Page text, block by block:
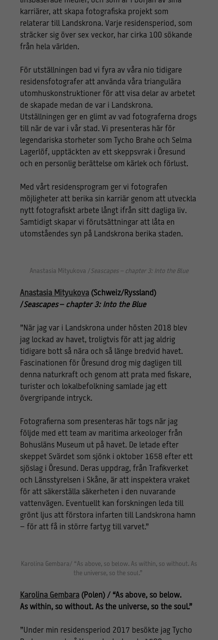
karriärer, att skapa fotografiska projekt som
relaterar till Landskrona. Varje residensperiod, som
sträcker sig över sex veckor, har cirka 100 sökande
från hela världen.
För utställningen bad vi fyra av våra nio tidigare
residensfotografer att använda våra triangulära
utomhuskonstruktioner för att visa delar av arbetet
de skapade medan de var i Landskrona.
Utställningen ger en glimt av vad fotograferna drogs
till när de var i vår stad. Vi presenteras här för
legendariska storheter som Tycho Brahe och Selma
Lagerlöf, upptäckten av ett skeppsvrak i Öresund
och en personlig berättelse om kärlek och förlust.
Med vårt residensprogram ger vi fotografen
möjligheter att berika sin karriär genom att utveckla
nytt fotografiskt arbete långt ifrån sitt dagliga liv.
Samtidigt skapar vi förutsättningar att låta en
utomståendes syn på Landskrona berika staden.
Anastasia Mityukova /Seascapes – chapter 3: Into the Blue
Anastasia Mityukova(Schweiz/Ryssland)
/Seascapes – chapter 3: Into the Blue
”När jag var i Landskrona under hösten 2018 blev
jag lockad av havet, troligtvis för att jag aldrig
tidigare bott så nära och så länge bredvid havet.
Fascinationen för Öresund drog mig dagligen till
denna naturkraft och genom att prata med fiskare,
turister och lokalbefolkning samlade jag ett
övergripande intryck.
Fotografierna som presenteras här togs när jag
följde med ett team av maritima arkeologer från
Bohusläns Museum ut på havet. De letade efter
skeppet Svärdet som sjönk i oktober 1658 efter ett
sjöslag i Öresund. Deras uppdrag, från Trafikverket
och Länsstyrelsen i Skåne, är att inspektera vraket
för att säkerställa säkerheten i den nuvarande
vattenvägen. Eventuellt kan forskningen leda till
grönt ljus att förstora infarten till Landskrona hamn
– för att få in större fartyg till varvet.”
Karolina Gembara/ “As above, so below. As within, so without. As
the universe, so the soul.”
Karolina Gembara(Polen) / “As above, so below.
As within, so without. As the universe, so the soul.”
”Under min residensperiod 2017 besökte jag Tycho